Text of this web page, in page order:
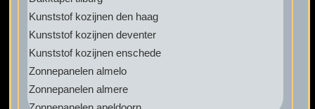
Kunststof kozijnen den haag
Kunststof kozijnen deventer
Kunststof kozijnen enschede
Zonnepanelen almelo
Zonnepanelen almere